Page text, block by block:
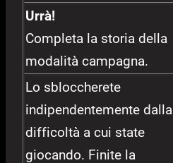
Urrà!
Completa la storia della
modalità campagna.
Lo sbloccherete
indipendentemente dalla
difficoltà a cui state
giocando. Finite la